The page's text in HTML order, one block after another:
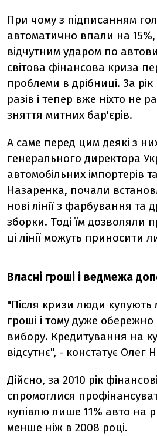
При чому з підписанням
автоматично впали на
відчутним ударом по
світова фінансова криза
проблеми в дрібниці. За
разів і тепер вже ніхто не
зняття митних бар'єрів.
А саме перед цим деякі з
генерального директора
автомобільних імпортерів
Назаренка, почали
нові лінії з фарбування та
зборки. Тоді їм дозволяли
ці лінії можуть приносити
Власні гроші і ведмежа
"Після кризи люди
гроші і тому дуже обережно
вибору. Кредитування на
відсутнє", - констатує Олег
Дійсно, за 2010 рік
спромоглися
купівлю лише 11% авто на
менше ніж в 2008 році.